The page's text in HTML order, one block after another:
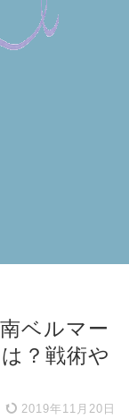
ベルマー
？戦術や
2019年11月20日